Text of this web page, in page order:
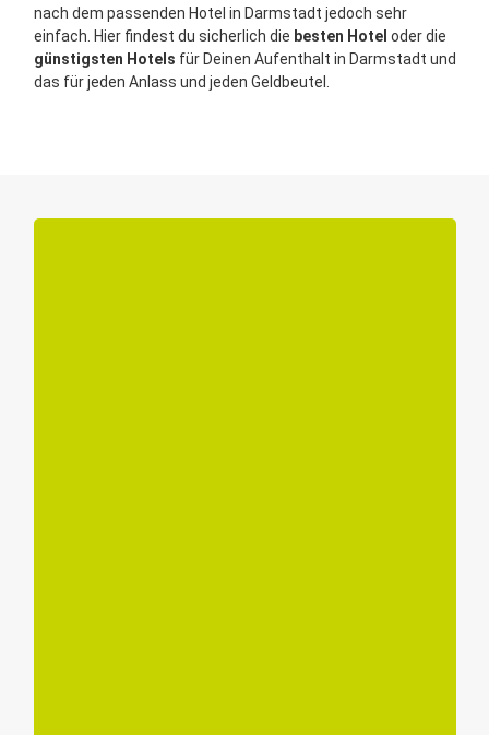
nach dem passenden Hotel in Darmstadt jedoch sehr
einfach. Hier findest du sicherlich die besten Hotel oder die
günstigsten Hotels für Deinen Aufenthalt in Darmstadt und
das für jeden Anlass und jeden Geldbeutel.